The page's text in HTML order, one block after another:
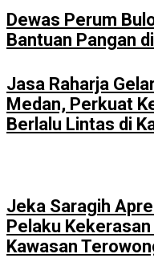
Dewas Perum
Bantuan Pangan
Jasa Raharja
Medan, Perkuat
Berlalu Lintas di
Jeka Saragih
Pelaku
Kawasan